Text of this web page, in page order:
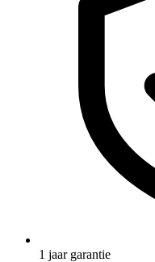
1 jaar garantie